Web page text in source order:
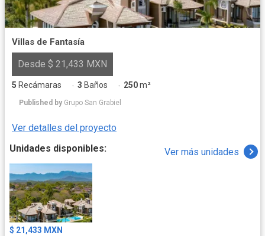
Villas de Fantasía
Desde $ 21,433 MXN
5 Recámaras · 3 Baños · 250m²
Published by Grupo San Grabiel
Ver detalles del proyecto
Unidades disponibles:
Ver más unidades
$ 21,433 MXN